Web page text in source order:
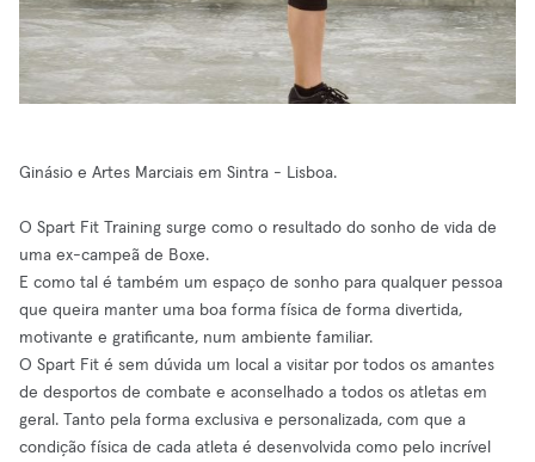
Ginásio e Artes Marciais em Sintra - Lisboa.
O Spart Fit Training surge como o resultado do sonho de vida de
uma ex-campeã de Boxe.
E como tal é também um espaço de sonho para qualquer pessoa
que queira manter uma boa forma física de forma divertida,
motivante e gratificante, num ambiente familiar.
O Spart Fit é sem dúvida um local a visitar por todos os amantes
de desportos de combate e aconselhado a todos os atletas em
geral. Tanto pela forma exclusiva e personalizada, com que a
condição física de cada atleta é desenvolvida como pelo incrível